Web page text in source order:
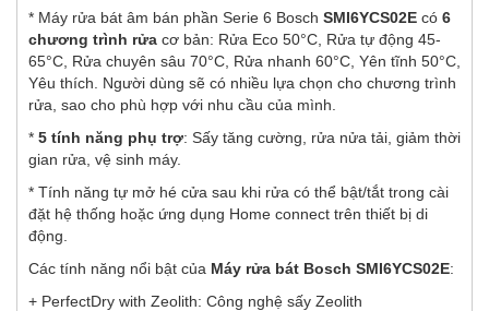
* Máy rửa bát âm bán phần Serie 6 Bosch SMI6YCS02E có 6
chương trình rửa cơ bản: Rửa Eco 50°C, Rửa tự động 45-
65°C, Rửa chuyên sâu 70°C, Rửa nhanh 60°C, Yên tĩnh 50°C,
Yêu thích. Người dùng sẽ có nhiều lựa chọn cho chương trình
rửa, sao cho phù hợp với nhu cầu của mình.
* 5 tính năng phụ trợ: Sấy tăng cường, rửa nửa tải, giảm thời
gian rửa, vệ sinh máy.
* Tính năng tự mở hé cửa sau khi rửa có thể bật/tắt trong cài
đặt hệ thống hoặc ứng dụng Home connect trên thiết bị di
động.
Các tính năng nổi bật của Máy rửa bát Bosch SMI6YCS02E:
+ PerfectDry with Zeolith: Công nghệ sấy Zeolith